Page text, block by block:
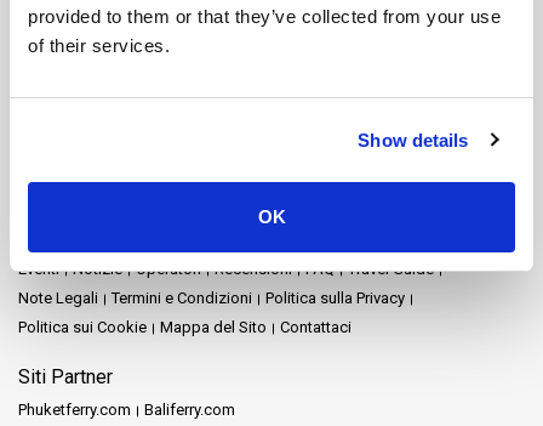
provided to them or that they’ve collected from your use
of their services.
Show details
OK
Lampang
Lamphun Langkawi
Mae Hong Son
Nakhon Ratchasima
Prachuap Khiri Khan
Railay Rayong Satun Siem Reap
Songkhla
Eventi
Notizie Operatori Recensioni FAQ
Travel Guide
Note Legali
Termini e Condizioni
Politica sulla Privacy
Politica sui Cookie
Mappa del Sito Contattaci
Siti Partner
Phuketferry.com Baliferry.com